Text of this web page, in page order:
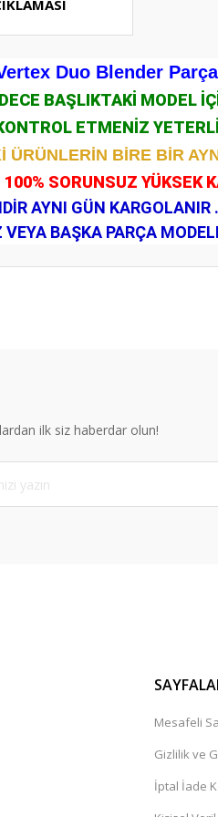
Duo Blender
BAŞLIKTAKİ MODEL
ETMENİZ
ÜRÜNLERİN BİRE BİR
100% SORUNSUZ YÜKSEK
AYNI GÜN KARGOLANIR .
VEYA BAŞKA PARÇA
hatalar bulunuyor.
sitelerden daha pahalı.
farklı alternatifler olmalı.
ilk siz haberdar olun!
Mesafeli
Gizlilik ve
İptal İade